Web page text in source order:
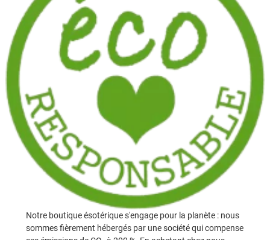
Notre boutique ésotérique s'engage pour la planète : nous
sommes fièrement hébergés par une société qui compense